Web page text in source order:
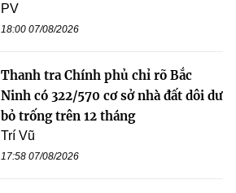
PV
18:00 07/08/2026
Thanh tra Chính phủ chỉ rõ Bắc
Ninh có 322/570 cơ sở nhà đất dôi dư
bỏ trống trên 12 tháng
Trí Vũ
17:58 07/08/2026